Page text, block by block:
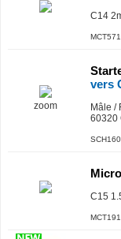
C14
zoom
vers
Mâle /
60320
C15